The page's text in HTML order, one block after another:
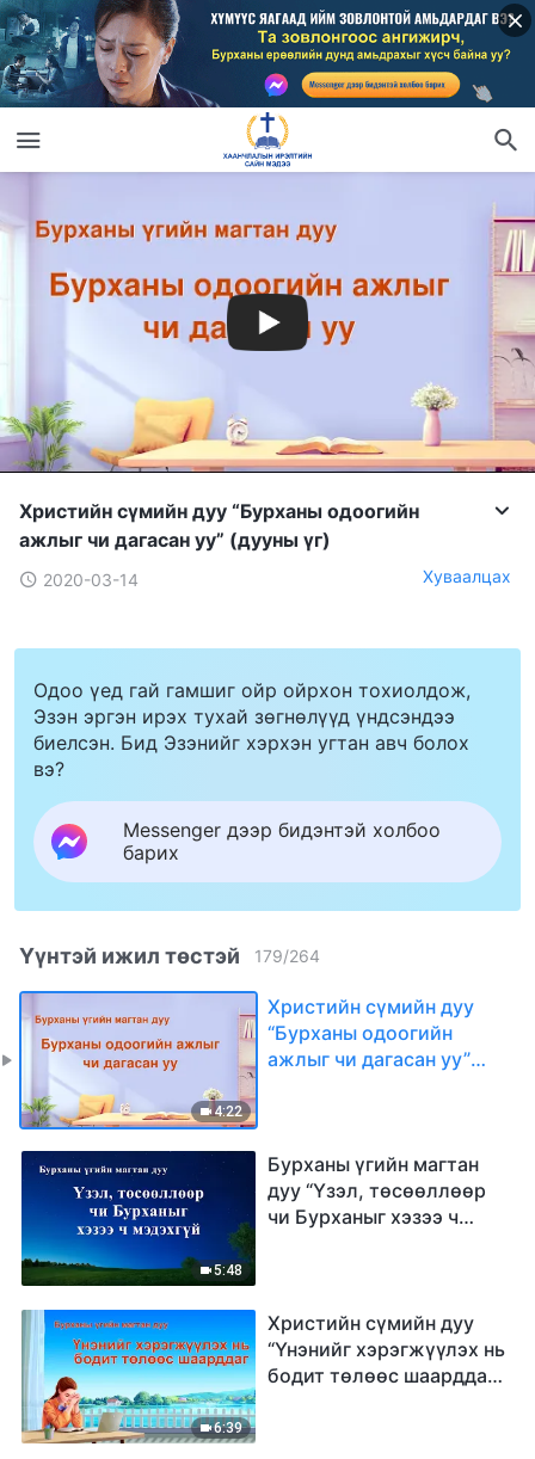
Христийн сүмийн дуу “Бурханы одоогийн
ажлыг чи дагасан уу” (дууны үг)
2020-03-14 Хуваалцах
Одоо үед гай гамшиг ойр ойрхон тохиолдож,
Эзэн эргэн ирэх тухай зөгнөлүүд үндсэндээ
биелсэн. Бид Эзэнийг хэрхэн угтан авч болох
вэ?
Messenger дээр бидэнтэй холбоо
барих
Үүнтэй ижил төстэй 179/264
4:22
Христийн сүмийн дуу
“Бурханы одоогийн
ажлыг чи дагасан уу”
5:48
Бурханы үгийн магтан
дуу “Үзэл, төсөөллөөр
чи Бурханыг хэзээ ч
6:39
Христийн сүмийн дуу
“Үнэнийг хэрэгжүүлэх нь
бодит төлөөс шаарддаг”